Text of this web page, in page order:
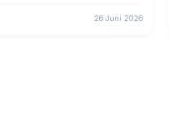
26 Juni 2026